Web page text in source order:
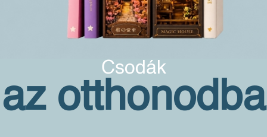
Csodák
az otthonodba